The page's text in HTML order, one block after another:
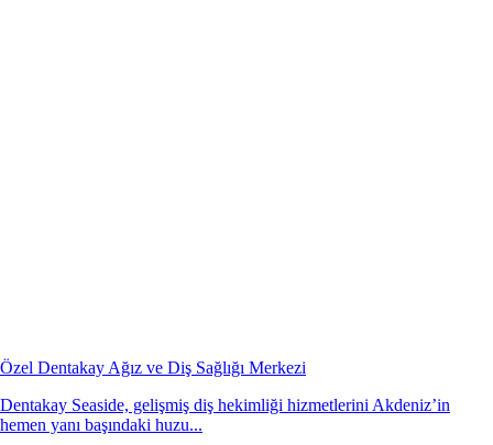
Özel Dentakay Ağız ve Diş Sağlığı Merkezi
Dentakay Seaside, gelişmiş diş hekimliği hizmetlerini Akdeniz’in
hemen yanı başındaki huzu...